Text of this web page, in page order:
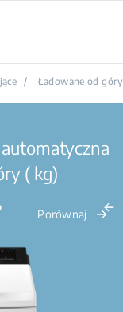
/ Ładowane od góry
( kg)
Porównaj